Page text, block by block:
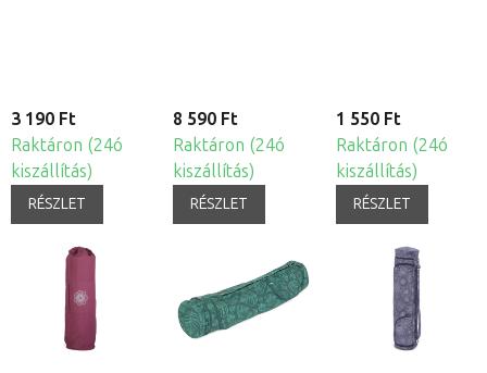
3 190 Ft
Raktáron (24ó
kiszállítás)
RÉSZLET
8 590 Ft
Raktáron (24ó
kiszállítás)
RÉSZLET
1 550 Ft
Raktáron (24ó
kiszállítás)
RÉSZLET